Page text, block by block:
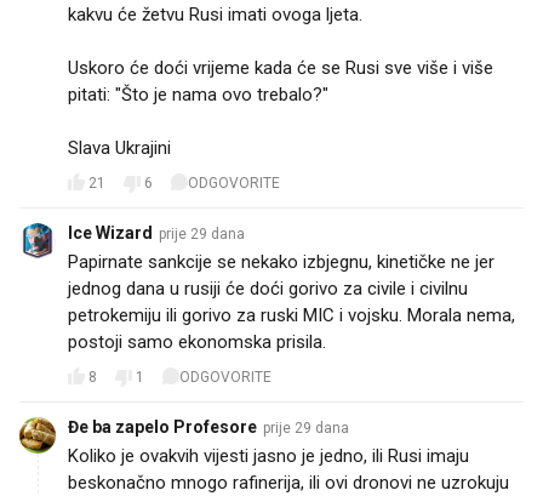
kakvu će žetvu Rusi imati ovoga ljeta.
Uskoro će doći vrijeme kada će se Rusi sve više i više
pitati: "Što je nama ovo trebalo?"
Slava Ukrajini 💙💛 🇺🇦
21 6 ODGOVORITE
Ice Wizard prije 29 dana
Papirnate sankcije se nekako izbjegnu, kinetičke ne jer
jednog dana u rusiji će doći gorivo za civile i civilnu
petrokemiju ili gorivo za ruski MIC i vojsku. Morala nema,
postoji samo ekonomska prisila.
8 1 ODGOVORITE
Đe ba zapelo Profesore prije 29 dana
Koliko je ovakvih vijesti jasno je jedno, ili Rusi imaju
beskonačno mnogo rafinerija, ili ovi dronovi ne uzrokuju